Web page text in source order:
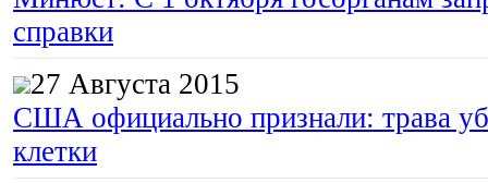
справки
27 Августа 2015
США официально признали: трава
клетки